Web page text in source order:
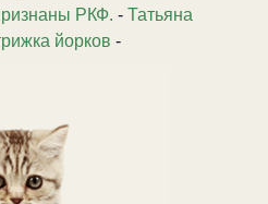
РКФ. - Татьяна
йорков -